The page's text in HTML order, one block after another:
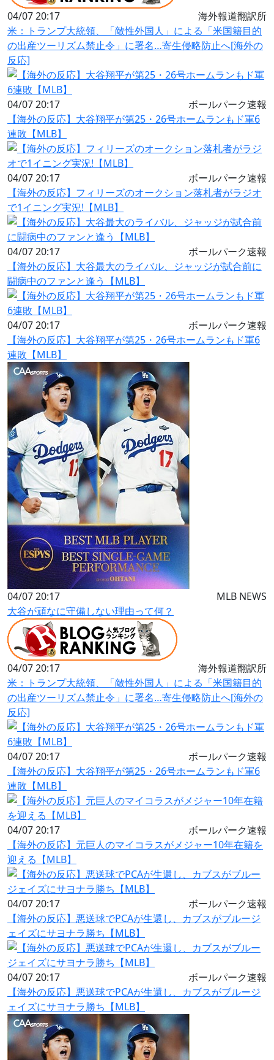
04/07 20:17
海外報道翻訳所
米：トランプ大統領、「敵性外国人」による「米国籍目的
の出産ツーリズム禁止令」に署名…寄生侵略防止へ[海外の
反応]
04/07 20:17
ボールパーク速報
【海外の反応】大谷翔平が第25・26号ホームランもド軍6
連敗【MLB】
04/07 20:17
ボールパーク速報
【海外の反応】フィリーズのオークション落札者がラジオ
で1イニング実況!【MLB】
04/07 20:17
ボールパーク速報
【海外の反応】大谷最大のライバル、ジャッジが試合前に
闘病中のファンと逢う【MLB】
04/07 20:17
ボールパーク速報
【海外の反応】大谷翔平が第25・26号ホームランもド軍6
連敗【MLB】
04/07 20:17
MLB NEWS
大谷が頑なに守備しない理由って何？
04/07 20:17
海外報道翻訳所
米：トランプ大統領、「敵性外国人」による「米国籍目的
の出産ツーリズム禁止令」に署名…寄生侵略防止へ[海外の
反応]
04/07 20:17
ボールパーク速報
【海外の反応】大谷翔平が第25・26号ホームランもド軍6
連敗【MLB】
04/07 20:17
ボールパーク速報
【海外の反応】元巨人のマイコラスがメジャー10年在籍を
迎える【MLB】
04/07 20:17
ボールパーク速報
【海外の反応】悪送球でPCAが生還し、カブスがブルージ
ェイズにサヨナラ勝ち【MLB】
04/07 20:17
ボールパーク速報
【海外の反応】悪送球でPCAが生還し、カブスがブルージ
ェイズにサヨナラ勝ち【MLB】